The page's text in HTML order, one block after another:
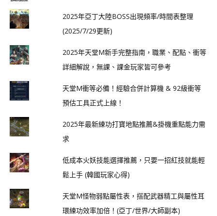
2025年亞丁大陸BOSS出現頻率/時間表整理
(2025/7/29更新)
2025年天堂M新手完整指南，職業、配點、衝等
詳細解說，無課、課金玩家皆可參考
天堂M衝等必備！經驗合併計算機 & 92級衝等
預估工具正式上線！
2025年最新練功打寶地點推薦&掛機重點能力需
求
低成本火妖技能選擇推薦，只要一招紅技就能輕
鬆上手 (韓國玩家心得)
天堂M怪物弱點屬性表，搭配武器精工與屬性耳
環練功效率加倍！(亞丁/世界/大師副本)